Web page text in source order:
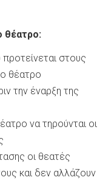
θέατρο:
στους
θέατρο
την έναρξη της
να τηρούνται οι
οι θεατές
και δεν αλλάζουν